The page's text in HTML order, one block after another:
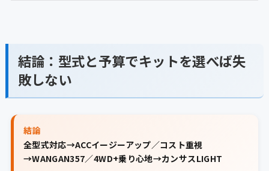
結論：型式と予算でキットを選べば失
敗しない
結論
全型式対応→ACCイージーアップ／コスト重視
→WANGAN357／4WD+乗り心地→カンサスLIGHT